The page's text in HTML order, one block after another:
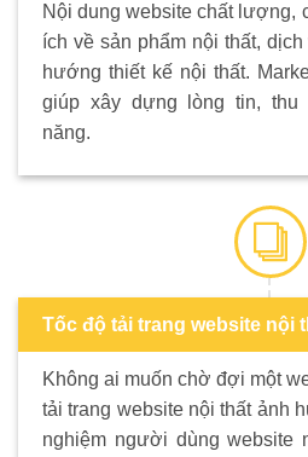
Nội dung website chất lượng,
ích về sản phẩm nội thất,
hướng thiết kế nội thất.
giúp xây dựng lòng tin, thu
năng.
Tốc độ tải trang website nội
Không ai muốn chờ đợi một
tải trang website nội thất ảnh
nghiệm người dùng website